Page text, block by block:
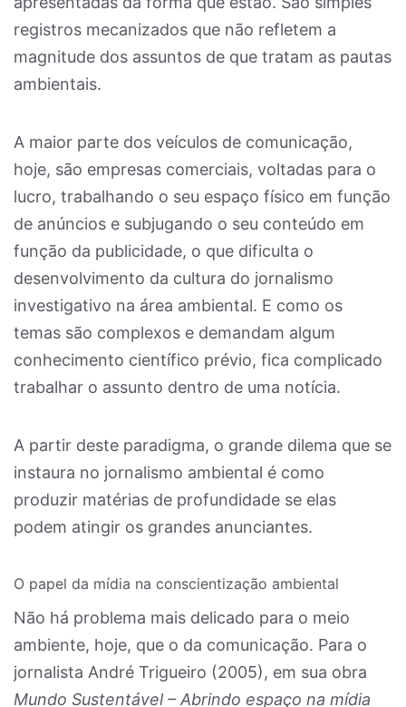
registros mecanizados que não refletem a
magnitude dos assuntos de que tratam as pautas
ambientais.
A maior parte dos veículos de comunicação,
hoje, são empresas comerciais, voltadas para o
lucro, trabalhando o seu espaço físico em função
de anúncios e subjugando o seu conteúdo em
função da publicidade, o que dificulta o
desenvolvimento da cultura do jornalismo
investigativo na área ambiental. E como os
temas são complexos e demandam algum
conhecimento científico prévio, fica complicado
trabalhar o assunto dentro de uma notícia.
A partir deste paradigma, o grande dilema que se
instaura no jornalismo ambiental é como
produzir matérias de profundidade se elas
podem atingir os grandes anunciantes.
O papel da mídia na conscientização ambiental
Não há problema mais delicado para o meio
ambiente, hoje, que o da comunicação. Para o
jornalista André Trigueiro (2005), em sua obra
Mundo Sustentável – Abrindo espaço na mídia